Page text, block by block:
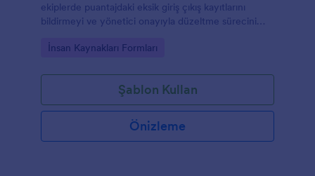
ekiplerde puantajdaki eksik giriş çıkış kayıtlarını
bildirmeyi ve yönetici onayıyla düzeltme sürecini
yürütmeyi kolaylaştırır.
Go to Category:
İnsan Kaynakları Formları
Şablon Kullan
Önizleme